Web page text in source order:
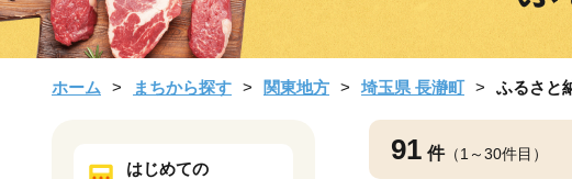
ホーム まちから探す 関東地方 埼玉県 長瀞町 ふるさと
91 件（1～30件目）
はじめての